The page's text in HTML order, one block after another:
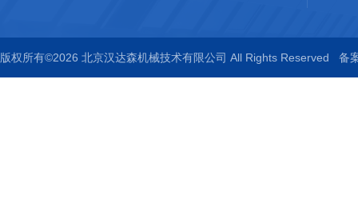
版权所有©2026 北京汉达森机械技术有限公司 All Rights Reserved 备